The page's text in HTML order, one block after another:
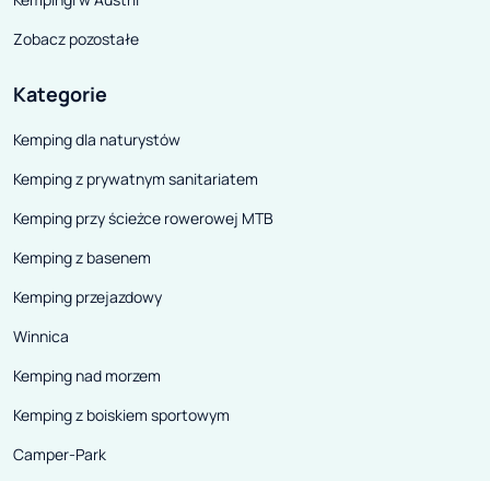
Zobacz pozostałe
Kategorie
Kemping dla naturystów
Kemping z prywatnym sanitariatem
Kemping przy ścieżce rowerowej MTB
Kemping z basenem
Kemping przejazdowy
Winnica
Kemping nad morzem
Kemping z boiskiem sportowym
Camper-Park